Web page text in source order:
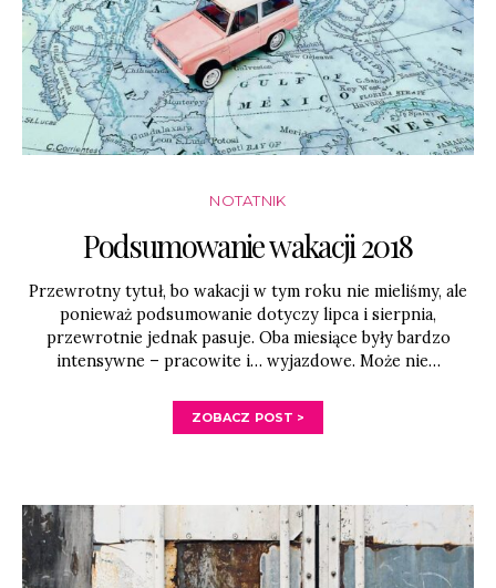
NOTATNIK
Podsumowanie wakacji 2018
Przewrotny tytuł, bo wakacji w tym roku nie mieliśmy, ale
ponieważ podsumowanie dotyczy lipca i sierpnia,
przewrotnie jednak pasuje. Oba miesiące były bardzo
intensywne – pracowite i… wyjazdowe. Może nie…
ZOBACZ POST >